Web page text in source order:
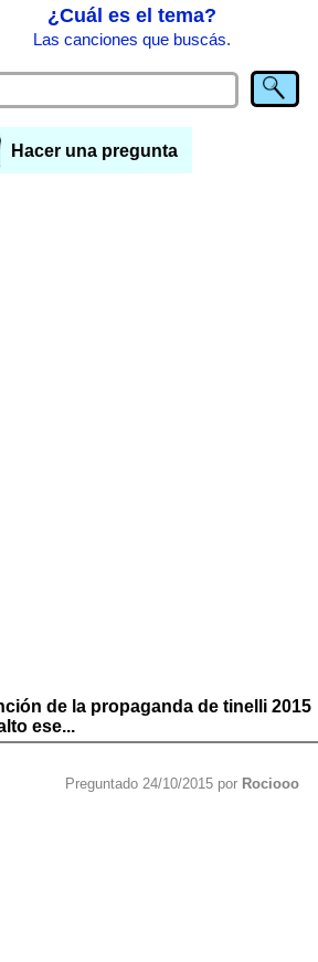
¿Cuál es el tema?
Las canciones que buscás.
Hacer una pregunta
de la propaganda de tinelli 2015
ese...
Preguntado 24/10/2015 por Rociooo